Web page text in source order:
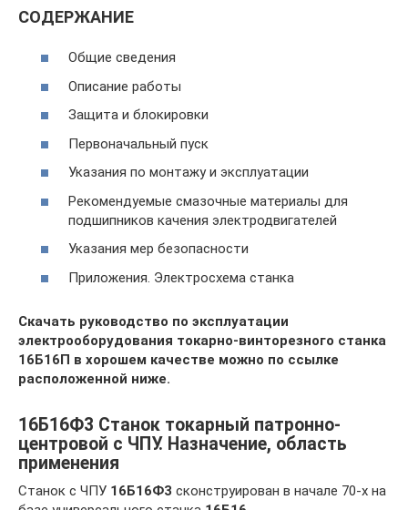
СОДЕРЖАНИЕ
Общие сведения
Описание работы
Защита и блокировки
Первоначальный пуск
Указания по монтажу и эксплуатации
Рекомендуемые смазочные материалы для
подшипников качения электродвигателей
Указания мер безопасности
Приложения. Электросхема станка
Скачать руководство по эксплуатации
электрооборудования токарно-винторезного станка
16Б16П в хорошем качестве можно по ссылке
расположенной ниже.
16Б16Ф3 Станок токарный патронно-
центровой с ЧПУ. Назначение, область
применения
Cтанок с ЧПУ 16Б16Ф3 сконструирован в начале 70-х на